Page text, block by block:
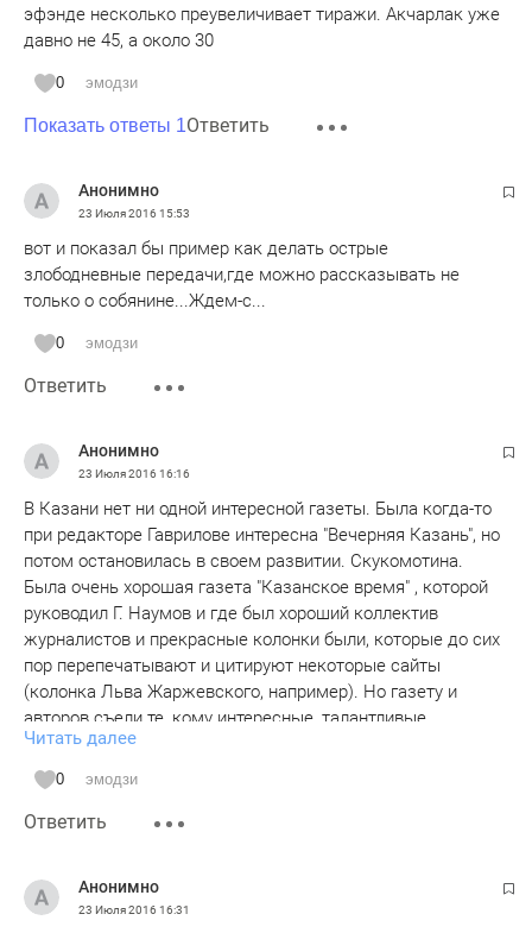
эфэнде несколько преувеличивает тиражи. Акчарлак уже
давно не 45, а около 30
0 эмодзи
Показать ответы 1Ответить
Анонимно
23 Июля 2016 15:53
вот и показал бы пример как делать острые
злободневные передачи,где можно рассказывать не
только о собянине...Ждем-с...
0 эмодзи
Ответить
Анонимно
23 Июля 2016 16:16
В Казани нет ни одной интересной газеты. Была когда-то
при редакторе Гаврилове интересна "Вечерняя Казань", но
потом остановилась в своем развитии. Скукомотина.
Была очень хорошая газета "Казанское время" , которой
руководил Г. Наумов и где был хороший коллектив
журналистов и прекрасные колонки были, которые до сих
пор перепечатывают и цитируют некоторые сайты
(колонка Льва Жаржевского, например). Но газету и
авторов съели те, кому интересные, талантливые,
независимые журналисты как кость в горле. И нет теперь
в республике печатного флагмана к уровню которого
подтягивались бы остальные СМИ. Не читаю я местных
печатных СМИ, кроме журнала "Казань", который люблю и
и нечего. Выписывать татарские издания только потому
чтобы поддержать национальных журналистов - этот
Читать далее
0 эмодзи
Ответить
Анонимно
23 Июля 2016 16:31